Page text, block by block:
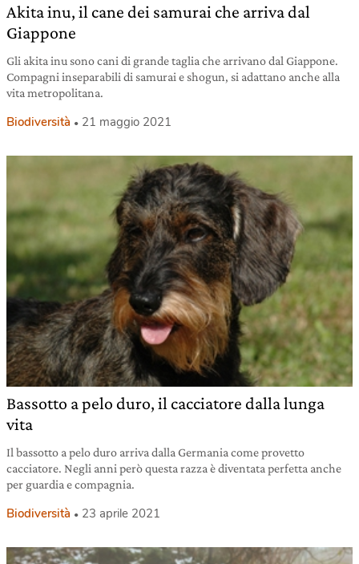
Akita inu, il cane dei samurai che arriva dal
Giappone
Gli akita inu sono cani di grande taglia che arrivano dal Giappone.
Compagni inseparabili di samurai e shogun, si adattano anche alla
vita metropolitana.
Biodiversità 21 maggio 2021
Bassotto a pelo duro, il cacciatore dalla lunga
vita
Il bassotto a pelo duro arriva dalla Germania come provetto
cacciatore. Negli anni però questa razza è diventata perfetta anche
per guardia e compagnia.
Biodiversità 23 aprile 2021